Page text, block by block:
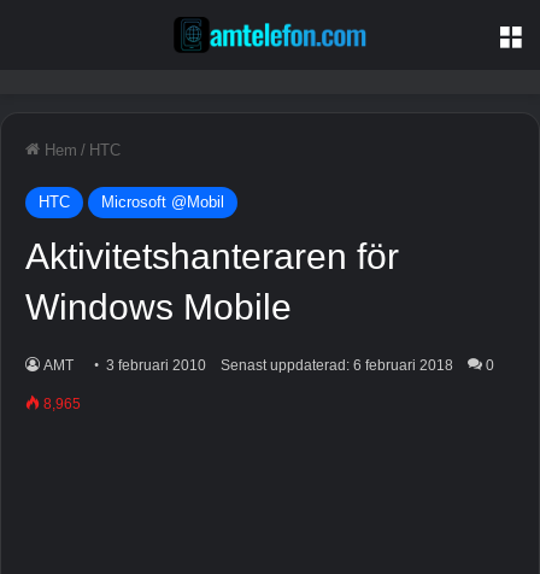
Hem / HTC
HTC Microsoft @Mobil
Aktivitetshanteraren för
Windows Mobile
AMT 3 februari 2010 Senast uppdaterad: 6 februari 2018 0
8,965